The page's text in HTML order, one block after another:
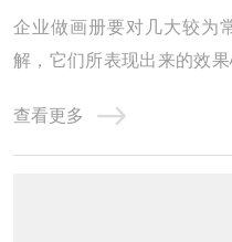
企业做画册要对几大较为
解，它们所表现出来的效
我们简单来了解一下画册
UV、起鼓、压凹、压纹
查看更多